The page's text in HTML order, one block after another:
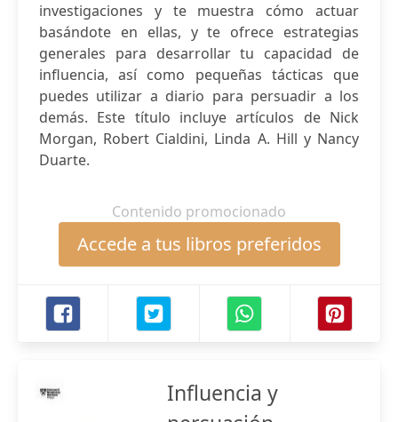
investigaciones y te muestra cómo actuar
basándote en ellas, y te ofrece estrategias
generales para desarrollar tu capacidad de
influencia, así como pequeñas tácticas que
puedes utilizar a diario para persuadir a los
demás. Este título incluye artículos de Nick
Morgan, Robert Cialdini, Linda A. Hill y Nancy
Duarte.
Contenido promocionado
Accede a tus libros preferidos
Influencia y